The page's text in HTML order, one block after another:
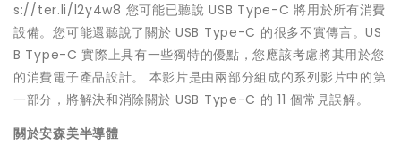
s://ter.li/l2y4w8 您可能已聽說 USB Type-C 將用於所有消費
設備。您可能還聽說了關於 USB Type-C 的很多不實傳言。US
B Type-C 實際上具有一些獨特的優點，您應該考慮將其用於您
的消費電子產品設計。 本影片是由兩部分組成的系列影片中的第
一部分，將解決和消除關於 USB Type-C 的 11 個常見誤解。
關於安森美半導體